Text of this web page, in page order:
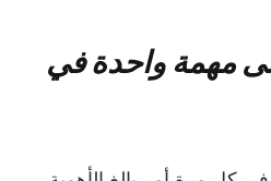
على مهمة واحدة في